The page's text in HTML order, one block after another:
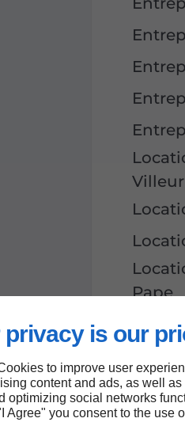
privacy is our
to improve user
content and ads, as well
optimizing social networks
Agree" you consent to the use
Pape
Cuire